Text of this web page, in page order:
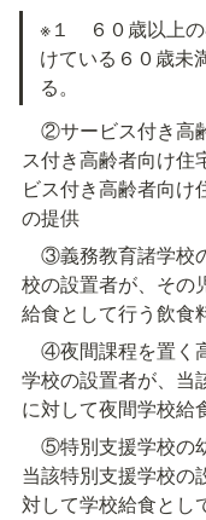
※１　６０歳以上
けている６０歳未
る。
②サービス付き高
ス付き高齢者向け住
ビス付き高齢者向け
の提供
③義務教育諸学校
校の設置者が、その
給食として行う飲食
④夜間課程を置く
学校の設置者が、当
に対して夜間学校給
⑤特別支援学校の
当該特別支援学校の
対して学校給食とし